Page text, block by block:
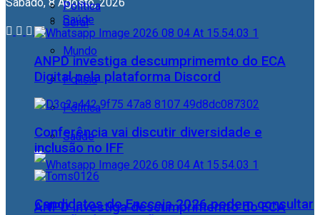
Geral
Mundo
Polícia
Política
Saúde
ANPD investiga descumprimemto do ECA
Política
Saúde
ANPD investiga descumprimemto do ECA
Digital pela plataforma Discord
Conferência vai discutir diversidade e
inclusão no IFF
Candidatos do Encceja 2026 podem consultar